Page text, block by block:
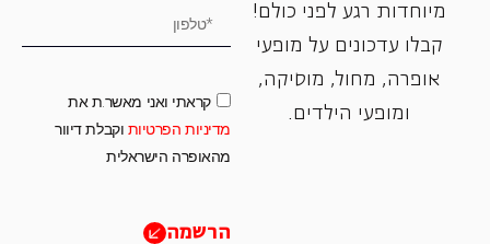
מיוחדות רגע לפני כולם!
קבלו עדכונים על מופעי
אופרה, ‏מחול, ‏מוסיקה,
ומופעי הילדים.
קראתי ואני מאשר.ת את
מדיניות הפרטיות וקבלת דיוור
מהאופרה הישראלית
הרשמה